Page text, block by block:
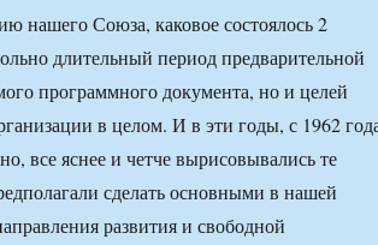
нашего Союза, каковое состоялось 2
длительный период предварительной
программного документа, но и целей
в целом. И в эти годы, с 1962
все яснее и четче вырисовывались те
сделать основными в нашей
развития и свободной